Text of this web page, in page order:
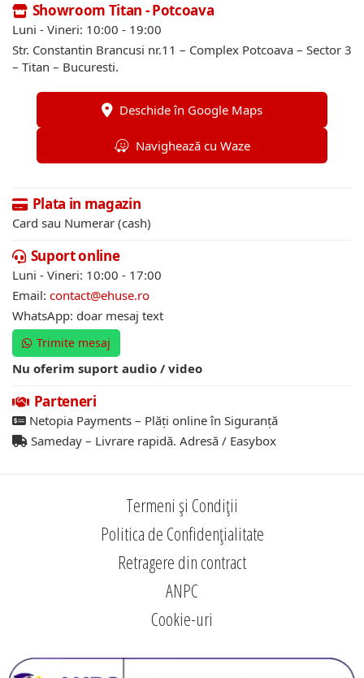
Showroom Titan - Potcoava
Luni - Vineri: 10:00 - 19:00
Str. Constantin Brancusi nr.11 – Complex Potcoava – Sector 3
– Titan – Bucuresti.
Deschide în Google Maps
Navighează cu Waze
Plata in magazin
Card sau Numerar (cash)
Suport online
Luni - Vineri: 10:00 - 17:00
Email: contact@ehuse.ro
WhatsApp: doar mesaj text
Trimite mesaj
Nu oferim suport audio / video
Parteneri
Netopia Payments – Plăți online în Siguranță
Sameday – Livrare rapidă. Adresă / Easybox
Termeni și Condiții
Politica de Confidențialitate
Retragere din contract
ANPC
Cookie-uri